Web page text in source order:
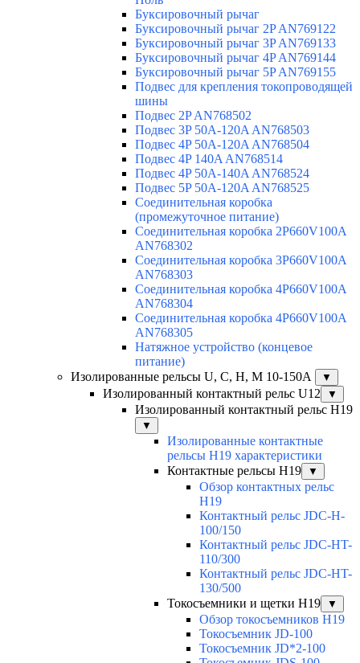
Буксировочный рычаг
Буксировочный рычаг 2P AN769122
Буксировочный рычаг 3P AN769133
Буксировочный рычаг 4P AN769144
Буксировочный рычаг 5P AN769155
Подвес для крепления токопроводящей
шины
Подвес 2P AN768502
Подвес 3P 50A-120A AN768503
Подвес 4P 50A-120A AN768504
Подвес 4P 140A AN768514
Подвес 4P 50A-140A AN768524
Подвес 5P 50A-120A AN768525
Соединительная коробка
(промежуточное питание)
Соединительная коробка 2P660V100A
AN768302
Соединительная коробка 3P660V100A
AN768303
Соединительная коробка 4P660V100A
AN768304
Соединительная коробка 4P660V100A
AN768305
Натяжное устройство (концевое
питание)
Изолированные рельсы U, C, H, M 10-150А
▼
Изолированный контактный рельс U12 ▼
Изолированный контактный рельс Н19
▼
Изолированные контактные
рельсы Н19 характеристики
Контактные рельсы H19
▼
Обзор контактных рельс
H19
Контактный рельс JDC-H-
100/150
Контактный рельс JDC-HT-
110/300
Контактный рельс JDC-HT-
130/500
Токосъемники и щетки H19
▼
Обзор токосъемников H19
Токосъемник JD-100
Токосъемник JD*2-100